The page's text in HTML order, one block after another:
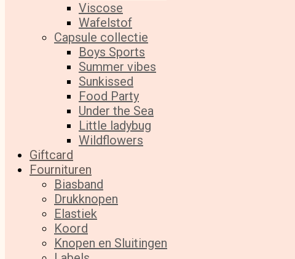
Viscose
Wafelstof
Capsule collectie
Boys Sports
Summer vibes
Sunkissed
Food Party
Under the Sea
Little ladybug
Wildflowers
Giftcard
Fournituren
Biasband
Drukknopen
Elastiek
Koord
Knopen en Sluitingen